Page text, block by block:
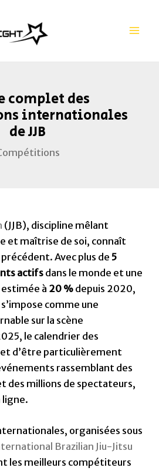
complet des
internationales
de JJB
(JJB), discipline mêlant
et maîtrise de soi, connaît
Avec plus de 5
actifs dans le monde et une
estimée à 20 % depuis 2020,
comme une
sur la scène
le calendrier des
d’être particulièrement
rassemblant des
des millions de spectateurs,
ligne.
organisées sous
Brazilian Jiu-Jitsu
les meilleurs compétiteurs